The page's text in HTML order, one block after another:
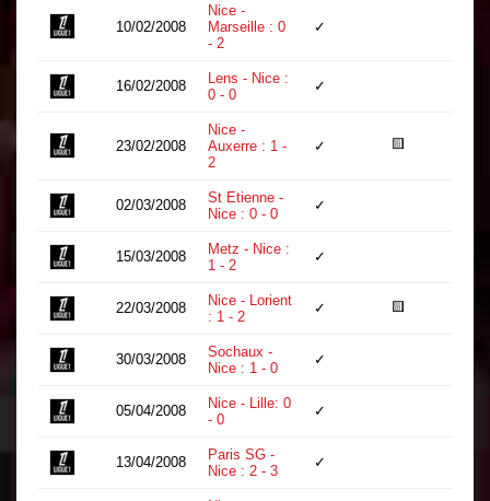
10/02/2008
Nice -
Marseille : 0
- 2
✓
16/02/2008
Lens - Nice :
0 - 0
✓
23/02/2008
Nice -
Auxerre : 1 -
2
✓ 🟨
02/03/2008
St Etienne -
Nice : 0 - 0
✓
15/03/2008
Metz - Nice :
1 - 2
✓
22/03/2008
Nice - Lorient
: 1 - 2
✓ 🟨
30/03/2008
Sochaux -
Nice : 1 - 0
✓
05/04/2008
Nice - Lille: 0
- 0
✓
13/04/2008
Paris SG -
Nice : 2 - 3
✓